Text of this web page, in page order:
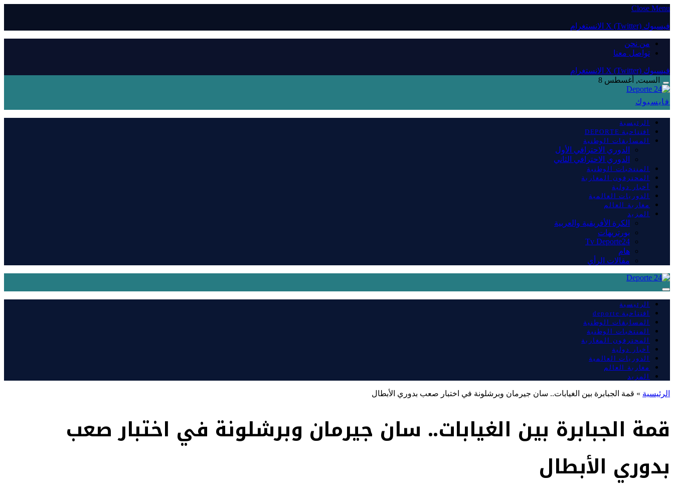
Close Menu
فيسبوك X (Twitter) الانستغرام
من نحن
تواصل معنا
فيسبوك X (Twitter) الانستغرام
السبت, أغسطس 8
فايسبوك
الرئيسية
افتتاحية DEPORTE
المسابقات الوطنية
الدوري الاحترافي الأول
الدوري الاحترافي الثاني
المنتخبات الوطنية
المحترفون المغاربة
أخبار دولية
الدوريات العالمية
مغاربة العالم
المزيد
الكرة الأفريقية والعربية
بورتريهات
Tv Deporte24
هام
مقالات الرأي
الرئيسية
افتتاحية deporte
المسابقات الوطنية
المنتخبات الوطنية
المحترفون المغاربة
أخبار دولية
الدوريات العالمية
مغاربة العالم
المزيد
الرئيسية » قمة الجبابرة بين الغيابات.. سان جيرمان وبرشلونة في اختبار صعب بدوري الأبطال
قمة الجبابرة بين الغيابات.. سان جيرمان وبرشلونة في اختبار صعب
بدوري الأبطال